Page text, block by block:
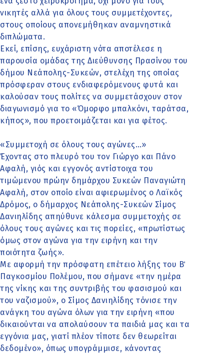
νικητές αλλά για όλους τους συμμετέχοντες,
στους οποίους απονεμήθηκαν αναμνηστικά
διπλώματα.
Εκεί, επίσης, ευχάριστη νότα αποτέλεσε η
παρουσία ομάδας της Διεύθυνσης Πρασίνου του
δήμου Νεάπολης-Συκεών, στελέχη της οποίας
πρόσφεραν στους ενδιαφερόμενους φυτά και
καλούσαν τους πολίτες να συμμετάσχουν στον
διαγωνισμό για το «Όμορφο μπαλκόνι, ταράτσα,
κήπος», που προετοιμάζεται και για φέτος.
«Συμμετοχή σε όλους τους αγώνες…»
Έχοντας στο πλευρό του τον Γιώργο και Πάνο
Αφαλή, γιός και εγγονός αντίστοιχα του
τιμώμενου πρώην δημάρχου Συκεών Παναγιώτη
Αφαλή, στον οποίο είναι αφιερωμένος ο Λαϊκός
Δρόμος, ο δήμαρχος Νεάπολης-Συκεών Σίμος
Δανιηλίδης απηύθυνε κάλεσμα συμμετοχής σε
όλους τους αγώνες και τις πορείες, «πρωτίστως
όμως στον αγώνα για την ειρήνη και την
ποιότητα ζωής».
Με αφορμή την πρόσφατη επέτειο λήξης του Β΄
Παγκοσμίου Πολέμου, που σήμανε «την ημέρα
της νίκης και της συντριβής του φασισμού και
του ναζισμού», ο Σίμος Δανιηλίδης τόνισε την
ανάγκη του αγώνα όλων για την ειρήνη «που
δικαιούνται να απολαύσουν τα παιδιά μας και τα
εγγόνια μας, γιατί πλέον τίποτε δεν θεωρείται
δεδομένο», όπως υπογράμμισε, κάνοντας